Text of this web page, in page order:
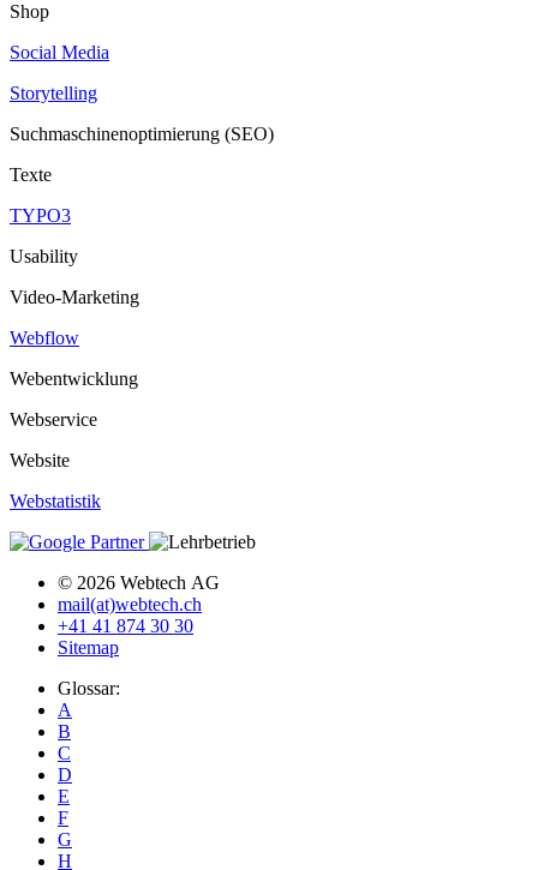
Shop
Social Media
Storytelling
Suchmaschinenoptimierung (SEO)
Texte
TYPO3
Usability
Video-Marketing
Webflow
Webentwicklung
Webservice
Website
Webstatistik
© 2026 Webtech AG
mail(at)webtech.ch
+41 41 874 30 30
Sitemap
Glossar:
A
B
C
D
E
F
G
H